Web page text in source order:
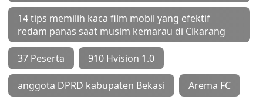
14 tips memilih kaca film mobil yang efektif
redam panas saat musim kemarau di Cikarang
37 Peserta 910 Hvision 1.0
anggota DPRD kabupaten Bekasi Arema FC